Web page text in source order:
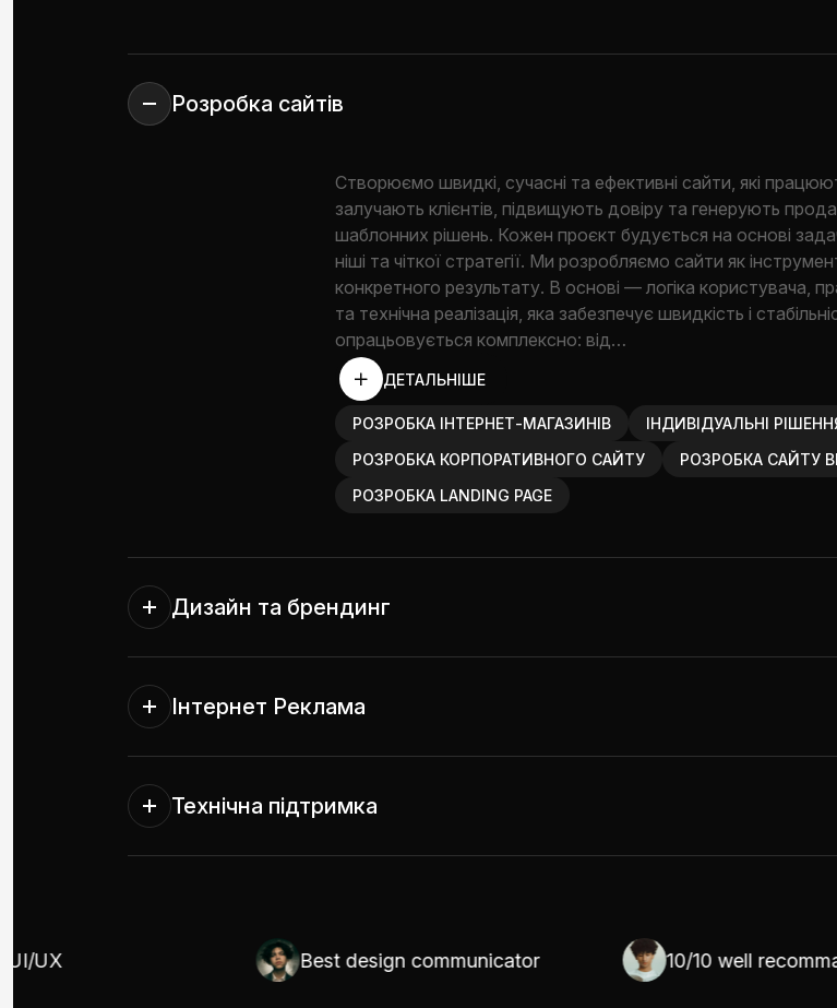
Розробка сайтів
Створюємо швидкі, сучасні та ефективні сайти, які
залучають клієнтів, підвищують довіру та генерують
шаблонних рішень. Кожен проєкт будується на основі
ніші та чіткої стратегії. Ми розробляємо сайти як
конкретного результату. В основі — логіка користувача,
та технічна реалізація, яка забезпечує швидкість і
опрацьовується комплексно: від…
ДЕТАЛЬНІШЕ
РОЗРОБКА ІНТЕРНЕТ-МАГАЗИНІВ
ІНДИВІДУАЛЬНІ
РОЗРОБКА КОРПОРАТИВНОГО САЙТУ
РОЗРОБКА САЙТУ
РОЗРОБКА LANDING PAGE
Дизайн та брендинг
Інтернет Реклама
Технічна підтримка
Best design communicator 10/10 well recommanded